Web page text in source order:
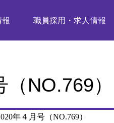
職員採用・求人情報
NO.769）
年４月号（NO.769）